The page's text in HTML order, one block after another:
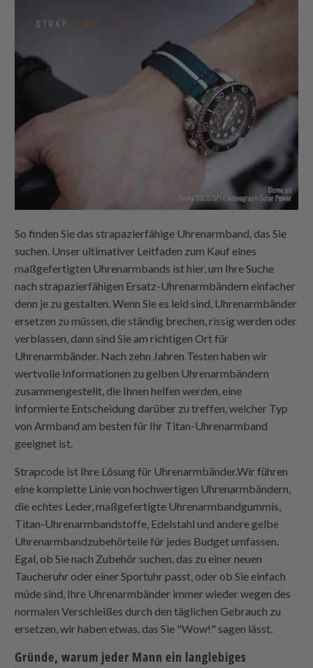
So finden Sie das strapazierfähige Uhrenarmband, das Sie
suchen. Unser ultimativer Leitfaden zum Kauf eines
maßgefertigten Uhrenarmbands ist hier, um Ihre Suche
nach strapazierfähigen Ersatz-Uhrenarmbändern einfacher
denn je zu gestalten. Wenn Sie es leid sind, Uhrenarmbänder
ersetzen zu müssen, die ständig brechen, rissig werden oder
verblassen, dann sind Sie am richtigen Ort für
Uhrenarmbänder. Nach zehn Jahren Testen haben wir
wertvolle Informationen zu gelben Uhrenarmbändern
zusammengestellt, die Ihnen helfen werden, eine
informierte Entscheidung darüber zu treffen, welcher Typ
von Armband am besten für Ihr Titan-Uhrenarmband
geeignet ist.
Strapcode ist Ihre Lösung für Uhrenarmbänder.Wir führen
eine komplette Linie von hochwertigen Uhrenarmbändern,
die echtes Leder, maßgefertigte Uhrenarmbandgummis,
Titan-Uhrenarmbandstoffe, Edelstahl und andere gelbe
Uhrenarmbandzubehörteile für jedes Budget umfassen.
Egal, ob Sie nach Zubehör suchen, das zu einer neuen
Taucheruhr oder einer Sportuhr passt, oder ob Sie einfach
müde sind, Ihre Uhrenarmbänder immer wieder wegen des
normalen Verschleißes durch den täglichen Gebrauch zu
ersetzen, wir haben etwas, das Sie "Wow!" sagen lässt.
Gründe, warum jeder Mann ein langlebiges